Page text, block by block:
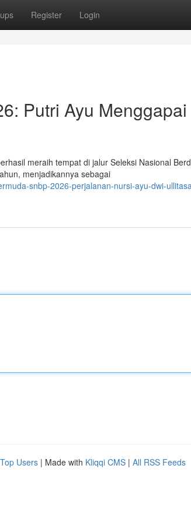
Register Login
Putri Ayu
meraih tempat di jalur Seleksi Nasional
menjadikannya sebagai
snbp-2026-perjalanan-nursi-ayu-dwi-
Top Users | Made with Kliqqi CMS | All RSS Feeds